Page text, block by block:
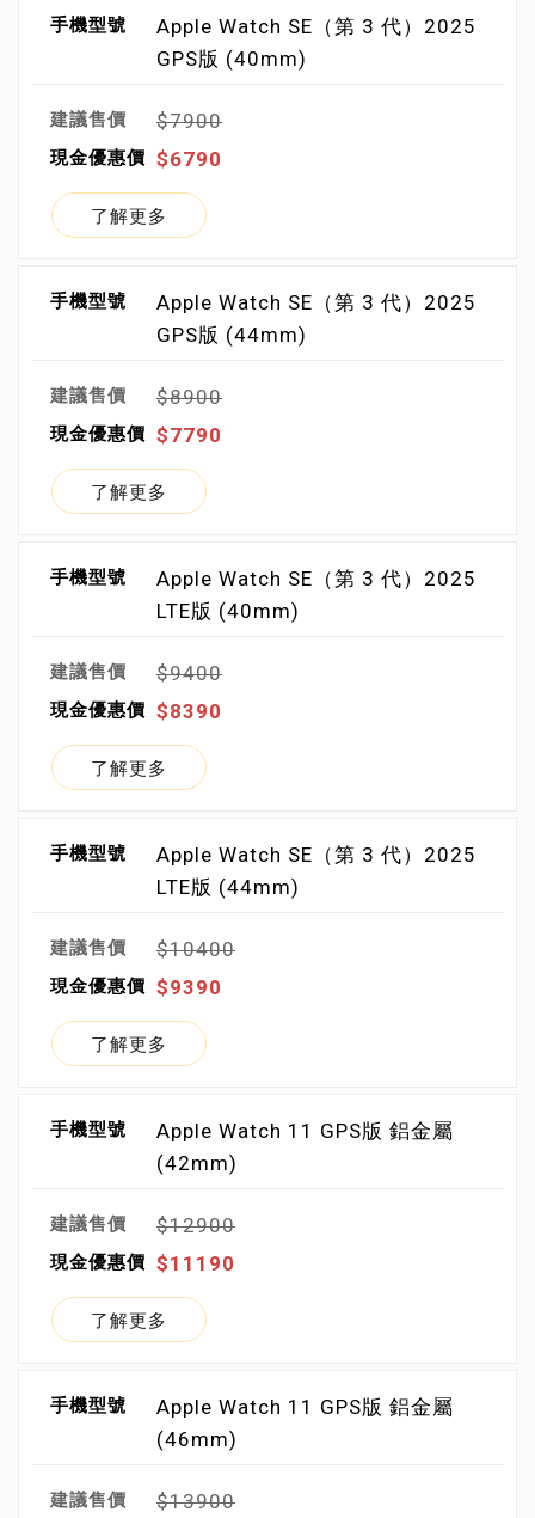
Apple Watch SE（第 3 代）2025
GPS版 (40mm)
$7900
$6790
了解更多
Apple Watch SE（第 3 代）2025
GPS版 (44mm)
$8900
$7790
了解更多
Apple Watch SE（第 3 代）2025
LTE版 (40mm)
$9400
$8390
了解更多
Apple Watch SE（第 3 代）2025
LTE版 (44mm)
$10400
$9390
了解更多
Apple Watch 11 GPS版 鋁金屬
(42mm)
$12900
$11190
了解更多
Apple Watch 11 GPS版 鋁金屬
(46mm)
$13900